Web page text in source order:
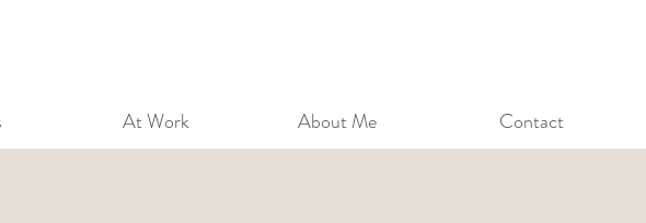
At Work About Me Contact